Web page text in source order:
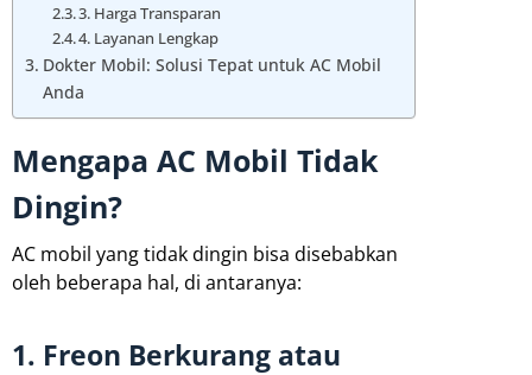
3. Harga Transparan
4. Layanan Lengkap
Dokter Mobil: Solusi Tepat untuk AC Mobil
Anda
Mengapa AC Mobil Tidak
Dingin?
AC mobil yang tidak dingin bisa disebabkan
oleh beberapa hal, di antaranya:
1. Freon Berkurang atau